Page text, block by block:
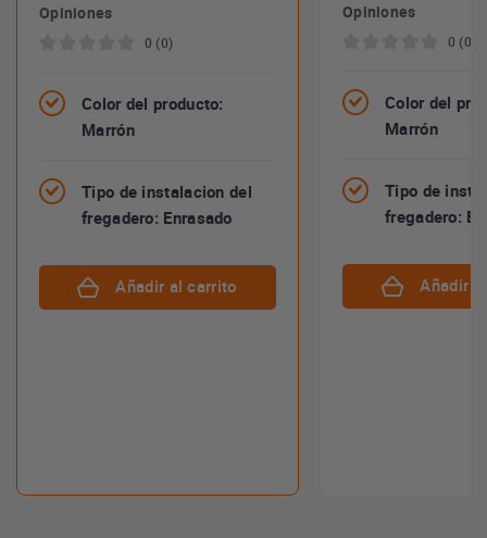
Opiniones
0 (0)
Color del producto:
Marrón
Tipo de instalacion del
fregadero: Enrasado
Añadir al carrito
Opiniones
0 (0)
Color del
Marrón
Tipo de
fregadero:
Añadir